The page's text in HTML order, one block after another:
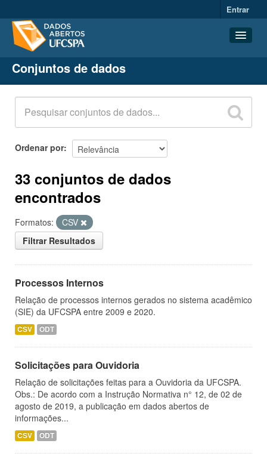
Entrar
Conjuntos de dados
Organizações
Grupos
Sobre
Conjuntos de dados
Ordenar por
33 conjuntos de dados
encontrados
Formatos:
CSV
Filtrar Resultados
Processos Internos
Relação de processos internos gerados no sistema acadêmico
(SIE) da UFCSPA entre 2009 e 2020.
CSV ODT
Solicitações para Ouvidoria
Relação de solicitações feitas para a Ouvidoria da UFCSPA.
Obs.: De acordo com a Instrução Normativa n° 12, de 02 de
agosto de 2019, a publicação em dados abertos de
informações...
CSV ODT